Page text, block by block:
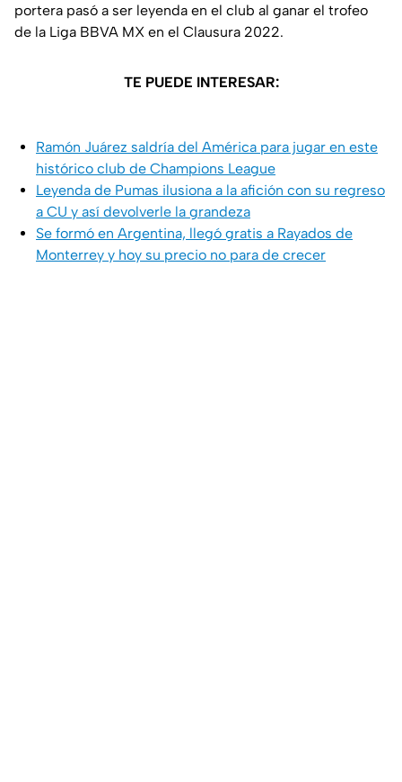
portera pasó a ser leyenda en el club al ganar el trofeo
de la Liga BBVA MX en el Clausura 2022.
TE PUEDE INTERESAR:
Ramón Juárez saldría del América para jugar en este
histórico club de Champions League
Leyenda de Pumas ilusiona a la afición con su regreso
a CU y así devolverle la grandeza
Se formó en Argentina, llegó gratis a Rayados de
Monterrey y hoy su precio no para de crecer